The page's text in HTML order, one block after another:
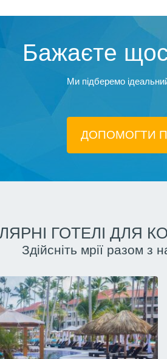
Бажаєте
Ми підберемо
ДОПОМОГТИ
ГОТЕЛІ ДЛЯ
Здійсніть мрії разом